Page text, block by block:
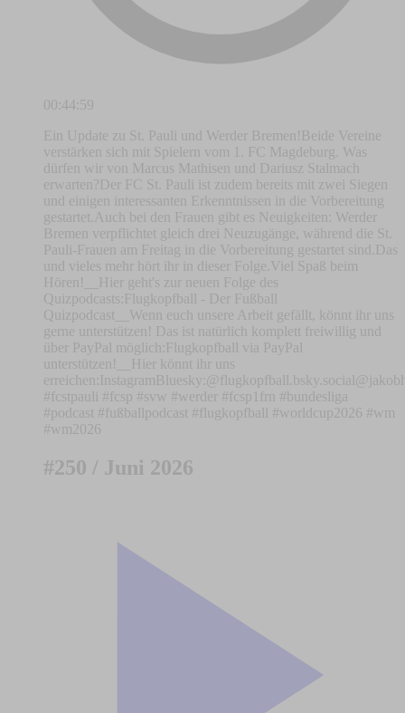
00:44:59
Ein Update zu St. Pauli und Werder Bremen!Beide Vereine
verstärken sich mit Spielern vom 1. FC Magdeburg. Was
dürfen wir von Marcus Mathisen und Dariusz Stalmach
erwarten?Der FC St. Pauli ist zudem bereits mit zwei Siegen
und einigen interessanten Erkenntnissen in die Vorbereitung
gestartet.Auch bei den Frauen gibt es Neuigkeiten: Werder
Bremen verpflichtet gleich drei Neuzugänge, während die St.
Pauli-Frauen am Freitag in die Vorbereitung gestartet sind.Das
und vieles mehr hört ihr in dieser Folge.Viel Spaß beim
Hören!__Hier geht's zur neuen Folge des
Quizpodcasts:⁠Flugkopfball - Der Fußball
Quizpodcast⁠__Wenn euch unsere Arbeit gefällt, könnt ihr uns
gerne unterstützen! Das ist natürlich komplett freiwillig und
über PayPal möglich:⁠⁠Flugkopfball via PayPal
unterstützen!⁠⁠__Hier könnt ihr uns
#fcstpauli #fcsp #svw #werder #fcsp1frn #bundesliga
#podcast #fußballpodcast #flugkopfball #worldcup2026 #wm
#wm2026
#250 / Juni 2026